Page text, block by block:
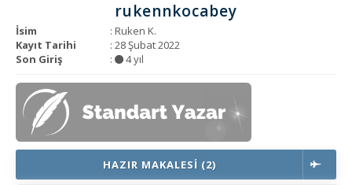
KURUMSAL
rukennkocabey
İsim
: Ruken K.
Kayıt Tarihi
: 28 Şubat 2022
Son Giriş
: 4 yıl
HAZIR MAKALESI (2)